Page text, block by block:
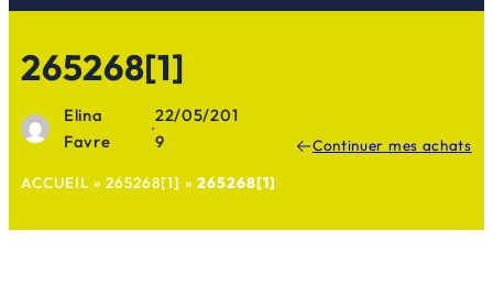
265268[1]
Elina
Favre
·
22/05/201
9
Continuer mes achats
ACCUEIL » 265268[1] » 265268[1]